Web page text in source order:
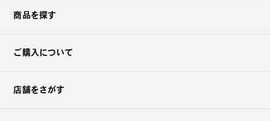
商品を探す
ご購入について
店舗をさがす